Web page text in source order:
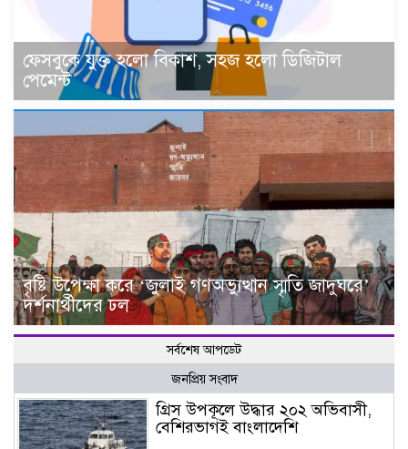
ফেসবুকে যুক্ত হলো বিকাশ, সহজ হলো ডিজিটাল
পেমেন্ট
বৃষ্টি উপেক্ষা করে ‘জুলাই গণঅভ্যুত্থান স্মৃতি জাদুঘরে’
দর্শনার্থীদের ঢল
সর্বশেষ আপডেট
জনপ্রিয় সংবাদ
গ্রিস উপকূলে উদ্ধার ২০২ অভিবাসী,
বেশিরভাগই বাংলাদেশি